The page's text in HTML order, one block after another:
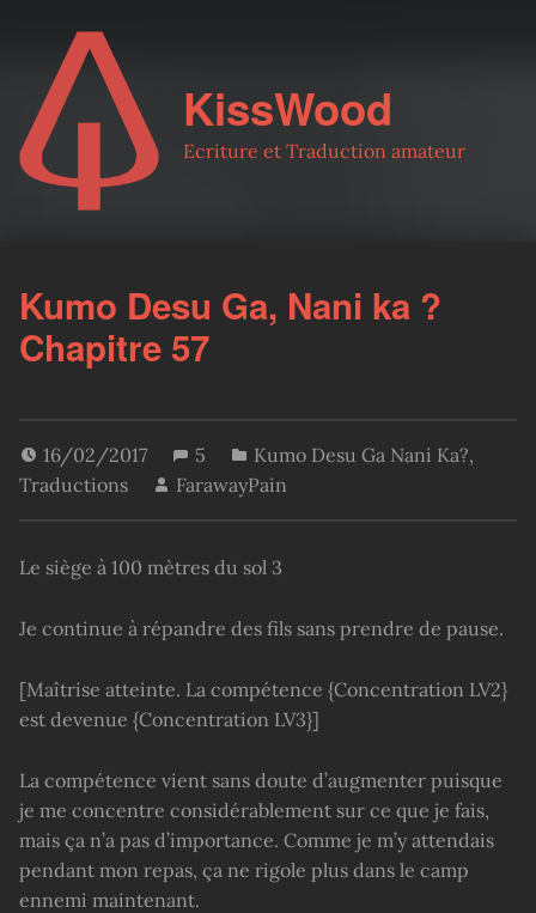
KissWood
Ecriture et Traduction amateur
Kumo Desu Ga, Nani ka ?
Chapitre 57
16/02/2017 5 Kumo Desu Ga Nani Ka?,
Traductions
FarawayPain
Le siège à 100 mètres du sol 3
Je continue à répandre des fils sans prendre de pause.
[Maîtrise atteinte. La compétence {Concentration LV2}
est devenue {Concentration LV3}]
La compétence vient sans doute d’augmenter puisque
je me concentre considérablement sur ce que je fais,
mais ça n’a pas d’importance. Comme je m’y attendais
pendant mon repas, ça ne rigole plus dans le camp
ennemi maintenant.